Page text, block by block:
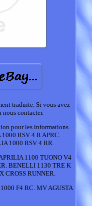
traduite. Si vous avez
nous contacter.
pour les informations
RSV 4 R APRC.
1000 RSV 4 RR.
1100 TUONO V4
BENELLI 1130 TRE K
CROSS RUNNER.
F4 RC. MV AGUSTA